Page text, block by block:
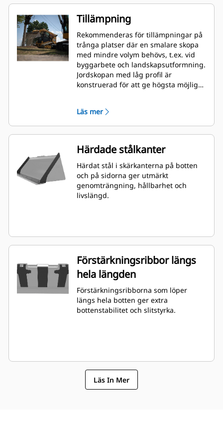
Tillämpning
Rekommenderas för tillämpningar på
trånga platser där en smalare skopa
med mindre volym behövs, t.ex. vid
byggarbete och landskapsutformning.
Jordskopan med låg profil är
konstruerad för att ge högsta möjliga
olika material och arbetsförhållanden.
Läs mer
Härdade stålkanter
Härdat stål i skärkanterna på botten
och på sidorna ger utmärkt
genomträngning, hållbarhet och
livslängd.
Förstärkningsribbor längs
hela längden
Förstärkningsribborna som löper
längs hela botten ger extra
bottenstabilitet och slitstyrka.
Läs In Mer